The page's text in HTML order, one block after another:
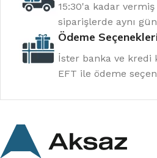
Sazan Olta İğneleri
Paketli Olta İğneleri
BALIK AVI AKSESUARLARI
Alarm ve Ziller
Fırdöndü ve Klipsler
15:30'a kadar
siparişlerde aynı
Ödeme
İster banka ve kredi
EFT ile ödeme